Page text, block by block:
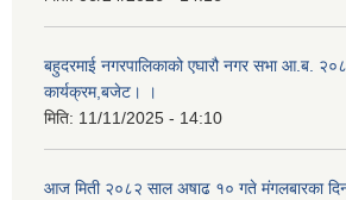
बहुदरमाई नगरपालिकाको एघारौ नगर सभा आ.ब.
कार्यक्रम,बजेट। ।
मिति: 11/11/2025 - 14:10
आज मिती २०८२ साल अषाढ १० गते मंगलबारका